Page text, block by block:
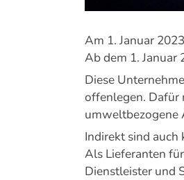
Am 1. Januar
Ab dem 1. Januar
Diese
offenlegen. Dafür
umweltbezogene
Indirekt sind
Als Lieferanten
Dienstleister und